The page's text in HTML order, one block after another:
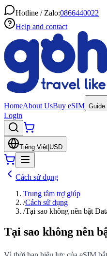
Hotline / Zalo:0866440022
Help and contact
HomeAbout UsBuy eSIM Guide
Login
Tiếng Việt USD
Cách sử dụng
Trung tâm trợ giúp
/Cách sử dụng
/Tại sao không nên bật
Tại sao không nên